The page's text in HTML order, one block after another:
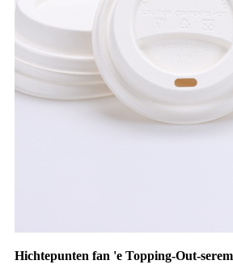
Hichtepunten fan 'e Topping-Out-